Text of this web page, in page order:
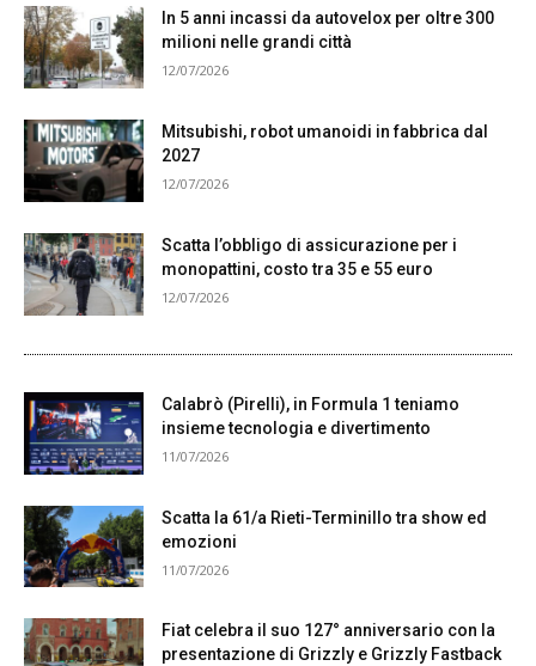
In 5 anni incassi da autovelox per oltre 300
milioni nelle grandi città
12/07/2026
Mitsubishi, robot umanoidi in fabbrica dal
2027
12/07/2026
Scatta l’obbligo di assicurazione per i
monopattini, costo tra 35 e 55 euro
12/07/2026
Calabrò (Pirelli), in Formula 1 teniamo
insieme tecnologia e divertimento
11/07/2026
Scatta la 61/a Rieti-Terminillo tra show ed
emozioni
11/07/2026
Fiat celebra il suo 127° anniversario con la
presentazione di Grizzly e Grizzly Fastback